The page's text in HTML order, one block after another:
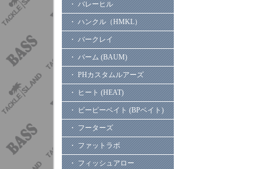
・ バレーヒル
・ ハンクル（HMKL）
・ バークレイ
・ バーム (BAUM)
・ PHカスタムルアーズ
・ ヒート (HEAT)
・ ビーピーベイト (BPベイト)
・ フーターズ
・ ファットラボ
・ フィッシュアロー